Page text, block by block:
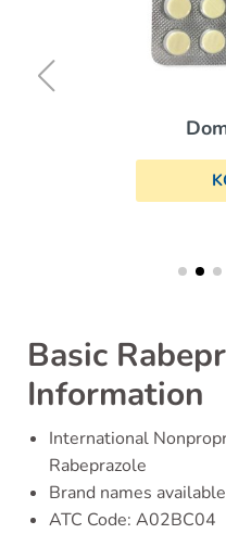
Basic
Information
International
Rabeprazole
Brand names
ATC Code: A02BC04